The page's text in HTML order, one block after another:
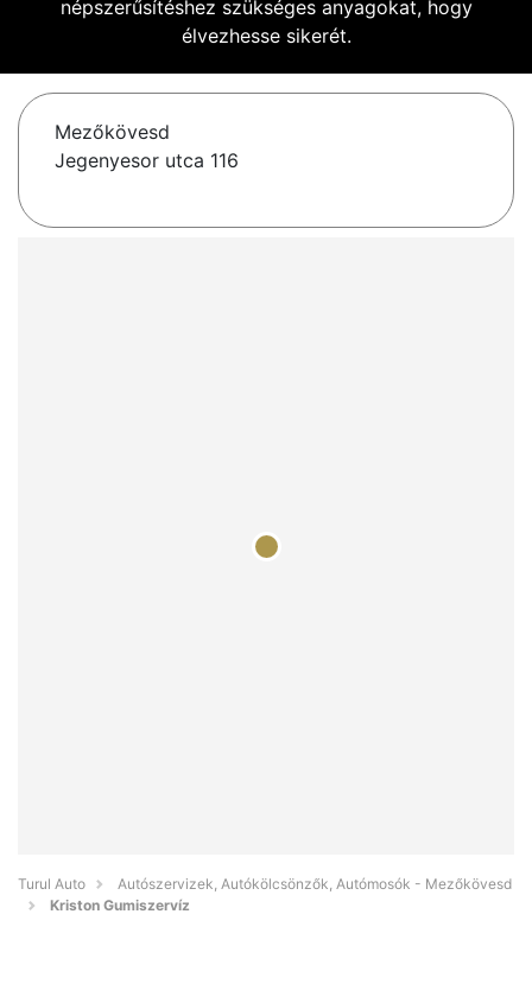
népszerűsítéshez szükséges anyagokat, hogy
élvezhesse sikerét.
Mezőkövesd
Jegenyesor utca 116
Turul Auto
Autószervizek, Autókölcsönzők, Autómosók - Mezőkövesd
Kriston Gumiszervíz